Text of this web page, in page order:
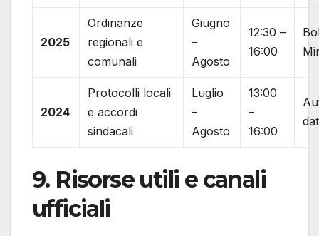
2025
Ordinanze
regionali e
comunali
Giugno
–
Agosto
12:30 –
16:00
2024
Protocolli locali
e accordi
sindacali
Luglio
–
Agosto
13:00
–
16:00
9. Risorse utili e canali
ufficiali